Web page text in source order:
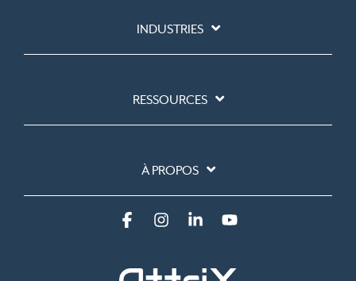
INDUSTRIES
RESSOURCES
À PROPOS
FacebookInstagramLinkedinYouTube